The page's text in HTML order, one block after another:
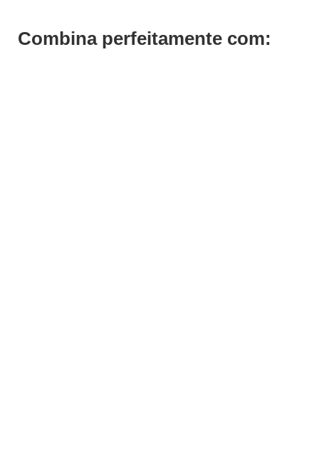
Combina perfeitamente com: